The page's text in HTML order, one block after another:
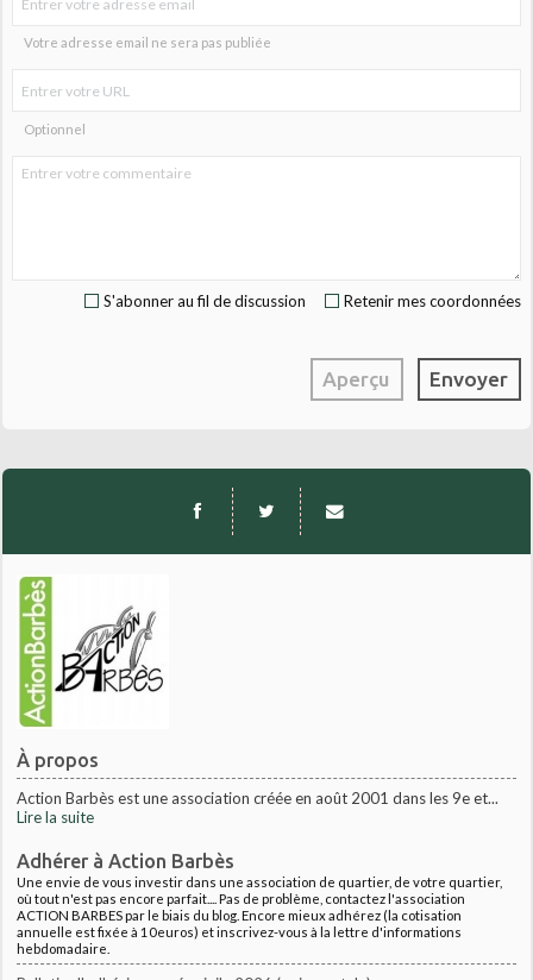
À propos
Action Barbès est une association créée en août 2001 dans les 9e et...
Lire la suite
Adhérer à Action Barbès
Une envie de vous investir dans une association de quartier, de votre quartier,
où tout n'est pas encore parfait.... Pas de problème, contactez l'association
ACTION BARBES par le biais du blog. Encore mieux adhérez (la cotisation
annuelle est fixée à 10euros) et inscrivez-vous à la lettre d'informations
hebdomadaire.
Votre adresse email ne sera pas publiée
Optionnel
Retenir mes coordonnées
S'abonner au fil de discussion